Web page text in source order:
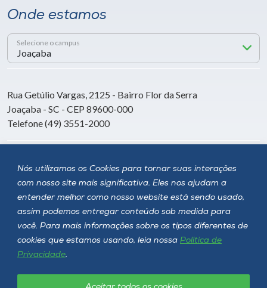
Nós utilizamos os Cookies para tornar suas interações
com nosso site mais significativa. Eles nos ajudam a
entender melhor como nosso website está sendo usado,
assim podemos entregar conteúdo sob medida para
você. Para mais informações sobre os tipos diferentes de
cookies que estamos usando, leia nossa Política de
Privacidade.
Onde estamos
Selecione o campus
Rua Getúlio Vargas, 2125 - Bairro Flor da Serra
Joaçaba - SC - CEP 89600-000
Telefone (49) 3551-2000
Siga a Unoesc